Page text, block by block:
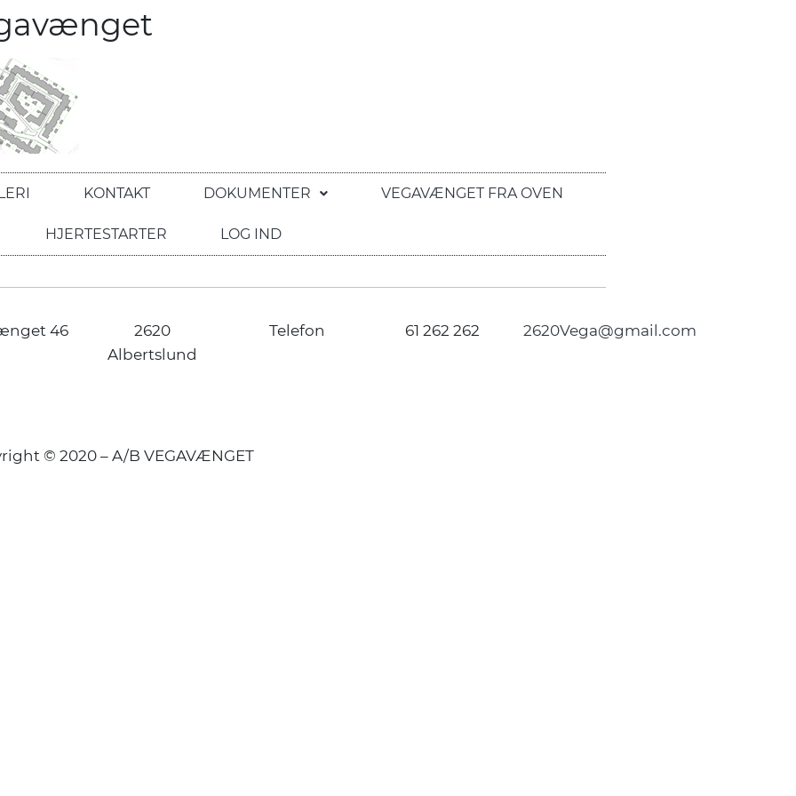
KONTAKT DOKUMENTER VEGAVÆNGET FRA OVEN
HJERTESTARTER LOG IND
46
2620
Albertslund
Telefon 61 262 262 2620Vega@gmail.com
© 2020 – A/B VEGAVÆNGET